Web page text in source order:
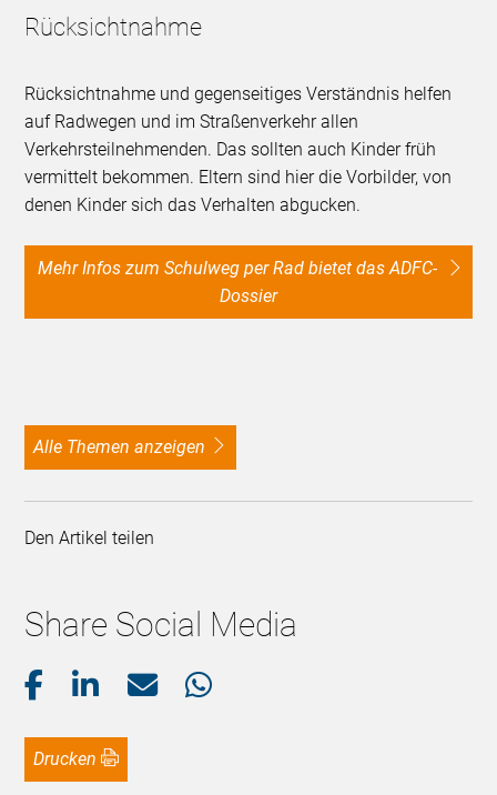
Rücksichtnahme
Rücksichtnahme und gegenseitiges Verständnis helfen
auf Radwegen und im Straßenverkehr allen
Verkehrsteilnehmenden. Das sollten auch Kinder früh
vermittelt bekommen. Eltern sind hier die Vorbilder, von
denen Kinder sich das Verhalten abgucken.
Mehr Infos zum Schulweg per Rad bietet das ADFC-
Dossier
alle Themen anzeigen
Den Artikel teilen
Share Social Media
Drucken